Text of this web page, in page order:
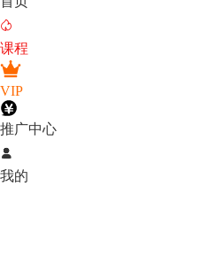

课程
VIP
推广中心

我的